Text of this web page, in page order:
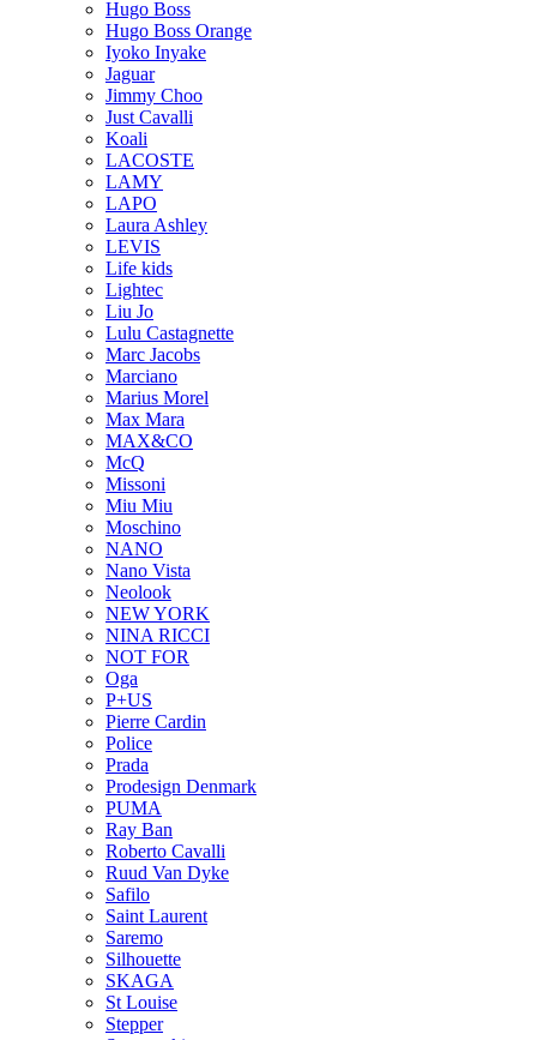
Hugo Boss
Hugo Boss Orange
Iyoko Inyake
Jaguar
Jimmy Choo
Just Cavalli
Koali
LACOSTE
LAMY
LAPO
Laura Ashley
LEVIS
Life kids
Lightec
Liu Jo
Lulu Castagnette
Marc Jacobs
Marciano
Marius Morel
Max Mara
MAX&CO
McQ
Missoni
Miu Miu
Moschino
NANO
Nano Vista
Neolook
NEW YORK
NINA RICCI
NOT FOR
Oga
P+US
Pierre Cardin
Police
Prada
Prodesign Denmark
PUMA
Ray Ban
Roberto Cavalli
Ruud Van Dyke
Safilo
Saint Laurent
Saremo
Silhouette
SKAGA
St Louise
Stepper